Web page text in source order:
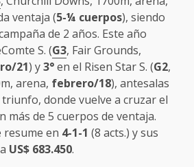
ventaja (5-¼ cuerpos), siendo
de 2 años. Este año
S. (G3, Fair Grounds,
21) y3°en el Risen Star S. (G2,
arena, febrero/18), antesalas
donde vuelve a cruzar el
más de 5 cuerpos de ventaja.
resume en 4-1-1 (8 acts.) y sus
US$ 683.450.